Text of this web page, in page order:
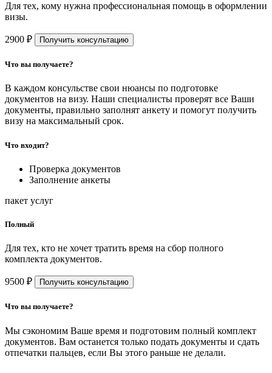
Для тех, кому нужна профессиональная помощь в оформлении
визы.
2900 ₽ Получить консультацию
Что вы получаете?
В каждом консульстве свои нюансы по подготовке
документов на визу. Наши специалисты проверят все Ваши
документы, правильно заполнят анкету и помогут получить
визу на максимальный срок.
Что входит?
Проверка документов
Заполнение анкеты
пакет услуг
Полный
Для тех, кто не хочет тратить время на сбор полного
комплекта документов.
9500 ₽ Получить консультацию
Что вы получаете?
Мы сэкономим Ваше время и подготовим полный комплект
документов. Вам останется только подать документы и сдать
отпечатки пальцев, если Вы этого раньше не делали.